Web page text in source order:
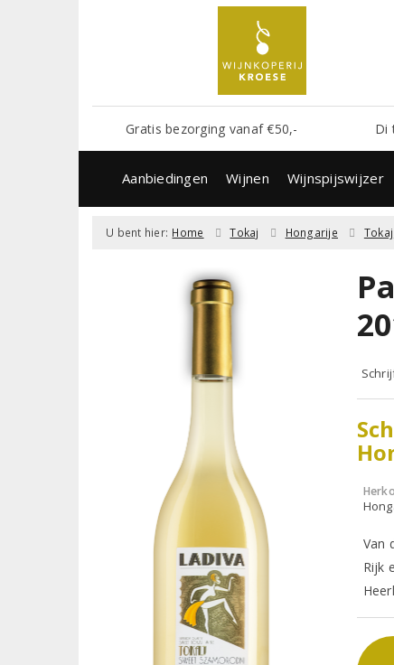
Gratis bezorging vanaf €50,- Di
Aanbiedingen Wijnen Wijnspijswijzer
U bent hier: Home Tokaj Hongarije Tokaj
Van
Rijk